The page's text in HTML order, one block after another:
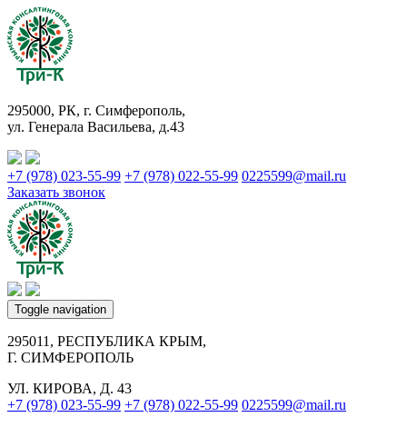
295000, РК, г. Симферополь,
ул. Генерала Васильева, д.43
+7 (978) 023-55-99 +7 (978) 022-55-99 0225599@mail.ru
Заказать звонок
Toggle navigation
295011, РЕСПУБЛИКА КРЫМ,
Г. СИМФЕРОПОЛЬ
УЛ. КИРОВА, Д. 43
+7 (978) 023-55-99 +7 (978) 022-55-99 0225599@mail.ru